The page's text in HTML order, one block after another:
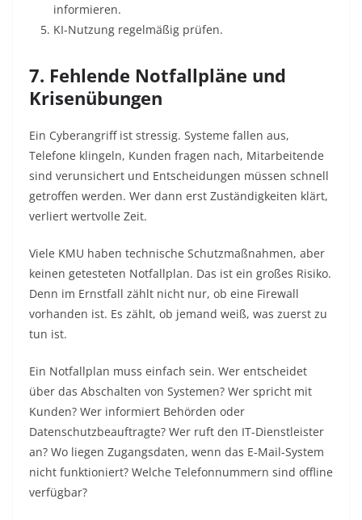
informieren.
KI-Nutzung regelmäßig prüfen.
7. Fehlende Notfallpläne und
Krisenübungen
Ein Cyberangriff ist stressig. Systeme fallen aus,
Telefone klingeln, Kunden fragen nach, Mitarbeitende
sind verunsichert und Entscheidungen müssen schnell
getroffen werden. Wer dann erst Zuständigkeiten klärt,
verliert wertvolle Zeit.
Viele KMU haben technische Schutzmaßnahmen, aber
keinen getesteten Notfallplan. Das ist ein großes Risiko.
Denn im Ernstfall zählt nicht nur, ob eine Firewall
vorhanden ist. Es zählt, ob jemand weiß, was zuerst zu
tun ist.
Ein Notfallplan muss einfach sein. Wer entscheidet
über das Abschalten von Systemen? Wer spricht mit
Kunden? Wer informiert Behörden oder
Datenschutzbeauftragte? Wer ruft den IT-Dienstleister
an? Wo liegen Zugangsdaten, wenn das E-Mail-System
nicht funktioniert? Welche Telefonnummern sind offline
verfügbar?